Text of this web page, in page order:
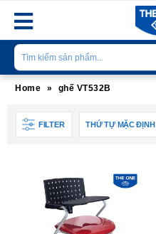
Home » ghế VT532B
FILTER